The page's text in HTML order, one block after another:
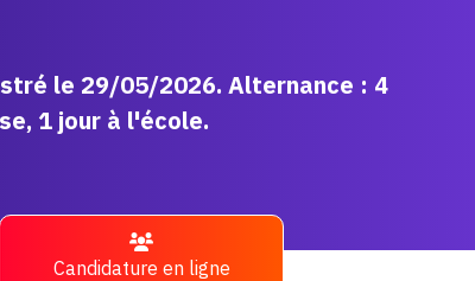
le 29/05/2026. Alternance : 4
1 jour à l'école.
Candidature en ligne